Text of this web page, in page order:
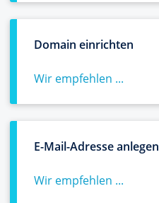
Domain einrichten
Wir empfehlen ...
E-Mail-Adresse anlegen
Wir empfehlen ...